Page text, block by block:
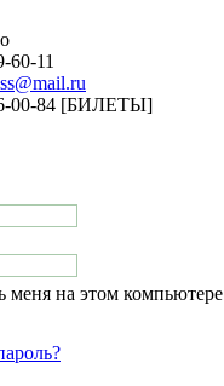
60-11
00-84 [БИЛЕТЫ]
меня на этом компьютере